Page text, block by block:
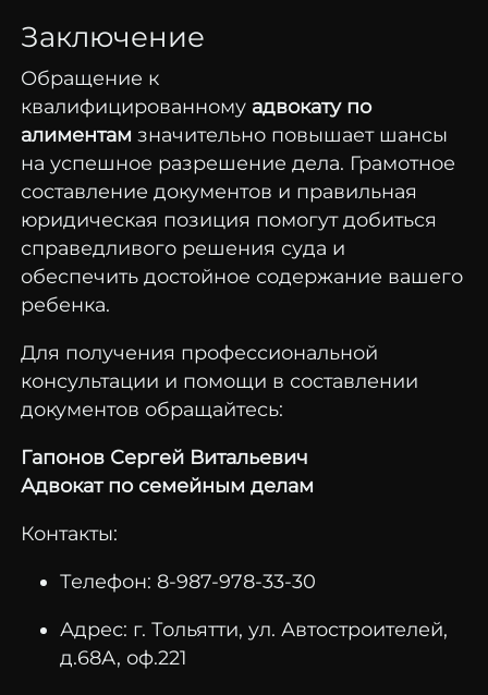
Заключение
Обращение к
квалифицированному адвокату по
алиментам значительно повышает шансы
на успешное разрешение дела. Грамотное
составление документов и правильная
юридическая позиция помогут добиться
справедливого решения суда и
обеспечить достойное содержание вашего
ребенка.
Для получения профессиональной
консультации и помощи в составлении
документов обращайтесь:
Гапонов Сергей Витальевич
Адвокат по семейным делам
Контакты:
Телефон: 8-987-978-33-30
Адрес: г. Тольятти, ул. Автостроителей,
д.68А, оф.221